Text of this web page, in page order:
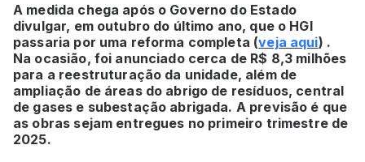
A medida chega após o Governo do Estado
divulgar, em outubro do último ano, que o HGI
passaria por uma reforma completa (veja aqui) .
Na ocasião, foi anunciado cerca de R$ 8,3 milhões
para a reestruturação da unidade, além de
ampliação de áreas do abrigo de resíduos, central
de gases e subestação abrigada. A previsão é que
as obras sejam entregues no primeiro trimestre de
2025.